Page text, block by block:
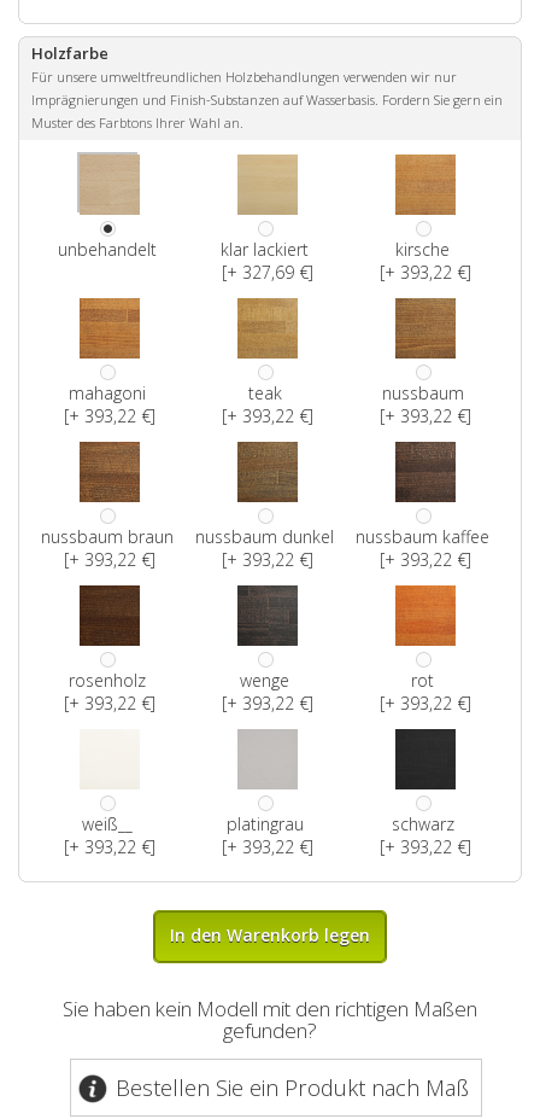
Holzfarbe
Für unsere umweltfreundlichen Holzbehandlungen verwenden wir nur
Imprägnierungen und Finish-Substanzen auf Wasserbasis. Fordern Sie gern ein
Muster des Farbtons Ihrer Wahl an.
unbehandelt
klar lackiert
[+ 327,69 €]
kirsche
[+ 393,22 €]
mahagoni
[+ 393,22 €]
teak
[+ 393,22 €]
nussbaum
[+ 393,22 €]
nussbaum braun
[+ 393,22 €]
nussbaum dunkel
[+ 393,22 €]
nussbaum kaffee
[+ 393,22 €]
rosenholz
[+ 393,22 €]
wenge
[+ 393,22 €]
rot
[+ 393,22 €]
weiß__
[+ 393,22 €]
platingrau
[+ 393,22 €]
schwarz
[+ 393,22 €]
In den Warenkorb legen
Sie haben kein Modell mit den richtigen Maßen
gefunden?
Bestellen Sie ein Produkt nach Maß